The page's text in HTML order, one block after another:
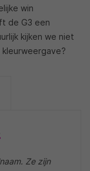
win
de G3 een
kijken we niet
Ze zijn